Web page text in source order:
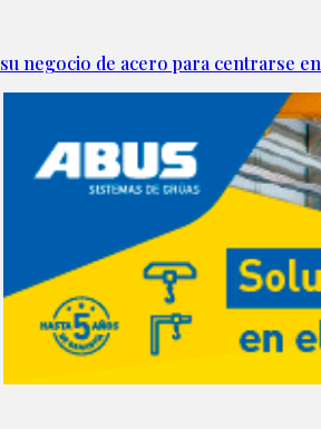
negocio de acero para centrarse